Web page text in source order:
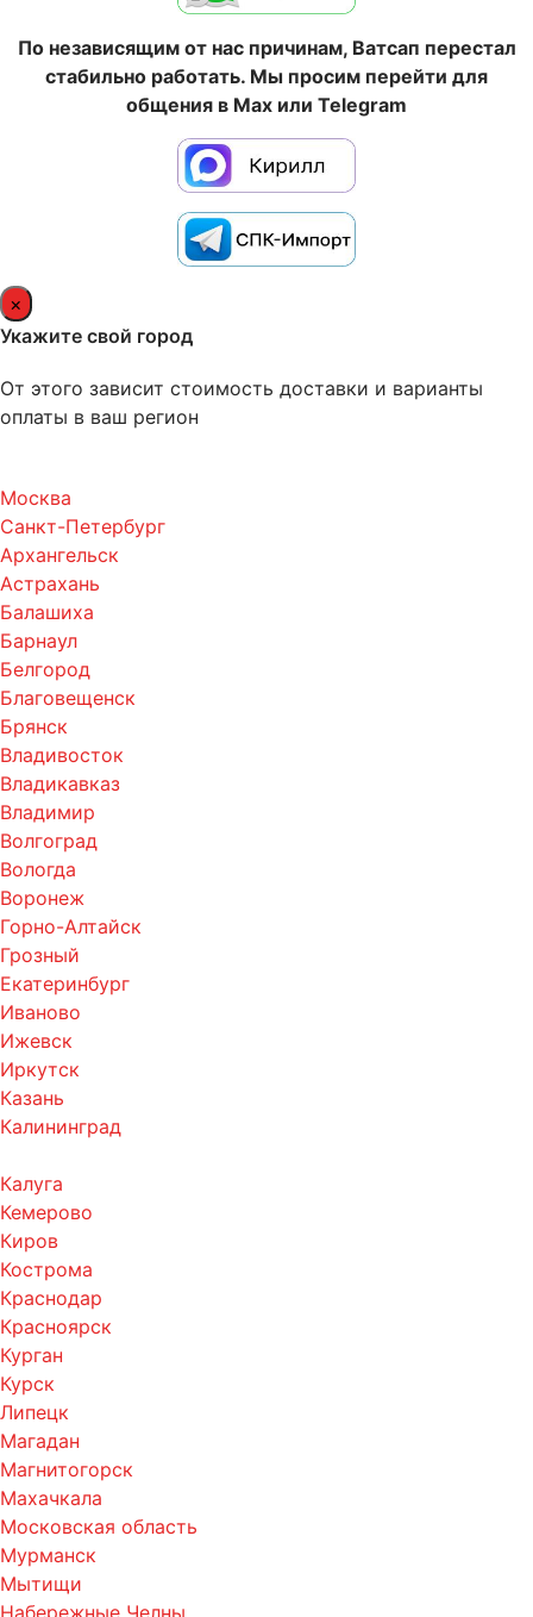
По независящим от нас причинам, Ватсап перестал
стабильно работать. Мы просим перейти для
общения в Max или Telegram
×
Укажите свой город
От этого зависит стоимость доставки и варианты
оплаты в ваш регион
Москва
Санкт-Петербург
Архангельск
Астрахань
Балашиха
Барнаул
Белгород
Благовещенск
Брянск
Владивосток
Владикавказ
Владимир
Волгоград
Вологда
Воронеж
Горно-Алтайск
Грозный
Екатеринбург
Иваново
Ижевск
Иркутск
Казань
Калининград
Калуга
Кемерово
Киров
Кострома
Краснодар
Красноярск
Курган
Курск
Липецк
Магадан
Магнитогорск
Махачкала
Московская область
Мурманск
Мытищи
Набережные Челны